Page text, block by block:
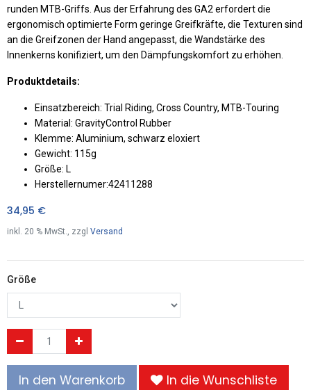
runden MTB-Griffs. Aus der Erfahrung des GA2 erfordert die
ergonomisch optimierte Form geringe Greifkräfte, die Texturen sind
an die Greifzonen der Hand angepasst, die Wandstärke des
Innenkerns konifiziert, um den Dämpfungskomfort zu erhöhen.
Produktdetails:
Einsatzbereich: Trial Riding, Cross Country, MTB-Touring
Material: GravityControl Rubber
Klemme: Aluminium, schwarz eloxiert
Gewicht: 115g
Größe: L
Herstellernumer:42411288
34,95 €
inkl. 20 % MwSt., zzgl Versand
Größe
In den Warenkorb In die Wunschliste